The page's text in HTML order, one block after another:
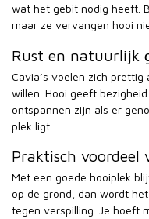
wat het gebit nodig heeft.
maar ze vervangen hooi
Rust en natuurlijk
Cavia’s voelen zich
willen. Hooi geeft
ontspannen zijn als er
plek ligt.
Praktisch voordeel
Met een goede hooiplek
op de grond, dan wordt
tegen verspilling. Je hoeft